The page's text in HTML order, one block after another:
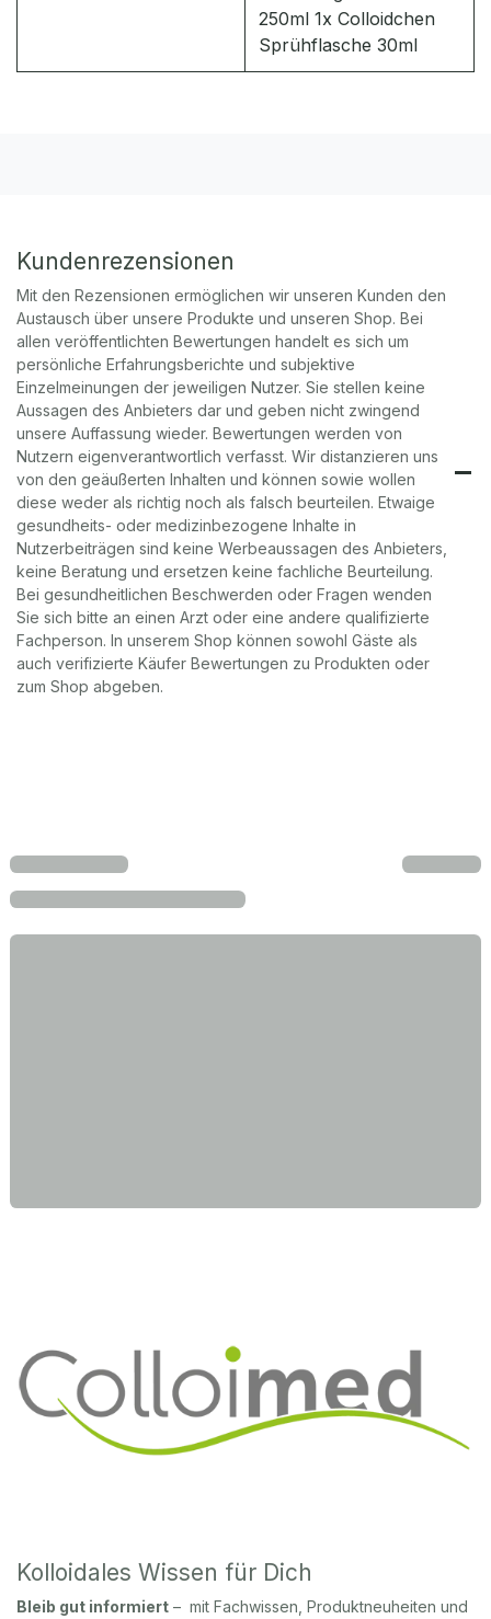
250ml 1x Colloidchen
Sprühflasche 30ml
Kundenrezensionen
Mit den Rezensionen ermöglichen wir unseren Kunden den
Austausch über unsere Produkte und unseren Shop. Bei
allen veröffentlichten Bewertungen handelt es sich um
persönliche Erfahrungsberichte und subjektive
Einzelmeinungen der jeweiligen Nutzer. Sie stellen keine
Aussagen des Anbieters dar und geben nicht zwingend
unsere Auffassung wieder. Bewertungen werden von
Nutzern eigenverantwortlich verfasst. Wir distanzieren uns
von den geäußerten Inhalten und können sowie wollen
diese weder als richtig noch als falsch beurteilen. Etwaige
gesundheits- oder medizinbezogene Inhalte in
Nutzerbeiträgen sind keine Werbeaussagen des Anbieters,
keine Beratung und ersetzen keine fachliche Beurteilung.
Bei gesundheitlichen Beschwerden oder Fragen wenden
Sie sich bitte an einen Arzt oder eine andere qualifizierte
Fachperson. In unserem Shop können sowohl Gäste als
auch verifizierte Käufer Bewertungen zu Produkten oder
zum Shop abgeben.
Kolloidales Wissen für Dich
Bleib gut informiert – mit Fachwissen, Produktneuheiten und